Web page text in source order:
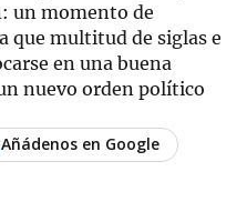
un momento de
que multitud de siglas e
en una buena
nuevo orden político
Añádenos en Google